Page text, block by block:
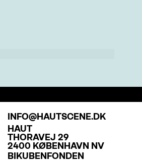
INFO@HAUTSCENE.DK
HAUT
THORAVEJ 29
2400 KØBENHAVN NV
BIKUBENFONDEN